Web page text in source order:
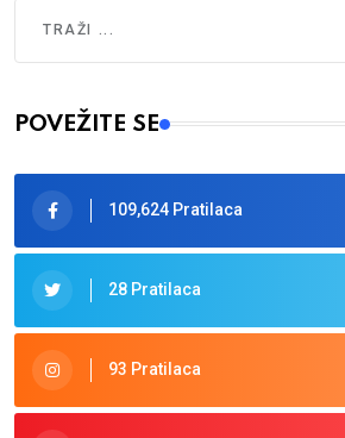
Type 2 or more characters for results.
POVEŽITE SE
109,624 Pratilaca
28 Pratilaca
93 Pratilaca